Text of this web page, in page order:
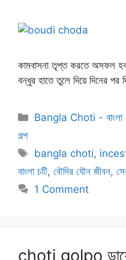
কামবাসনা তৃপ্ত করতে অসফল
বন্ধুর হাতে তুলে দিয়ে দিনের পর
Categories
Bangla Choti - বাংলা
গল্প
Tags
bangla choti,
বাংলা চটি, বৌদির যৌন জীবন,
1 Comment
choti golpo